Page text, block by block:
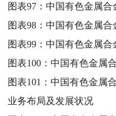
图表97：中国有色金属合
图表98：中国有色金属合
图表99：中国有色金属合
图表100：中国有色金属
图表101：中国有色金属
业务布局及发展状况